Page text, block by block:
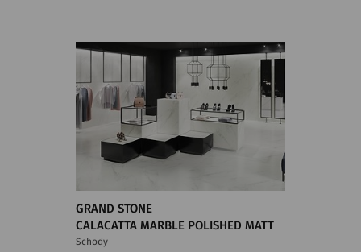
GRAND STONE
CALACATTA MARBLE POLISHED MATT
Schody